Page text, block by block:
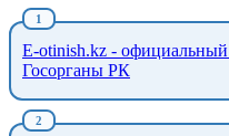
E-otinish.kz -
Госорганы РК